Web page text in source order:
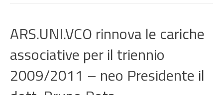
ARS.UNI.VCO rinnova le cariche
associative per il triennio
2009/2011 – neo Presidente il